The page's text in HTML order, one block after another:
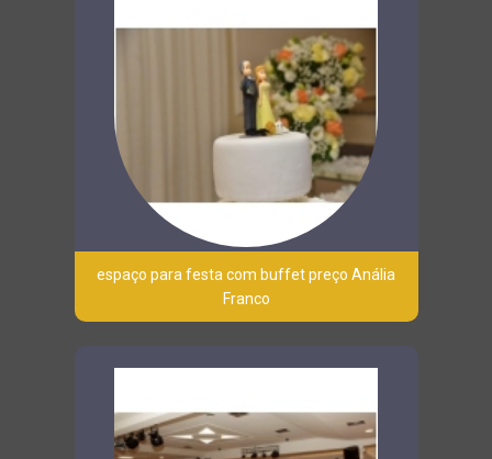
espaço para festa com buffet preço Anália
Franco